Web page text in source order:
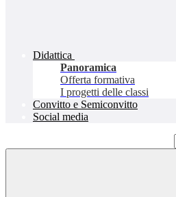
Didattica
Panoramica
Offerta formativa
I progetti delle classi
Convitto e Semiconvitto
Social media